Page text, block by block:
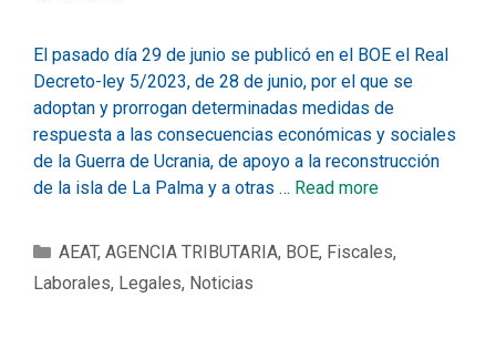
El pasado día 29 de junio se publicó en el BOE el Real
Decreto-ley 5/2023, de 28 de junio, por el que se
adoptan y prorrogan determinadas medidas de
respuesta a las consecuencias económicas y sociales
de la Guerra de Ucrania, de apoyo a la reconstrucción
de la isla de La Palma y a otras … Read more
AEAT, AGENCIA TRIBUTARIA, BOE, Fiscales,
Laborales, Legales, Noticias